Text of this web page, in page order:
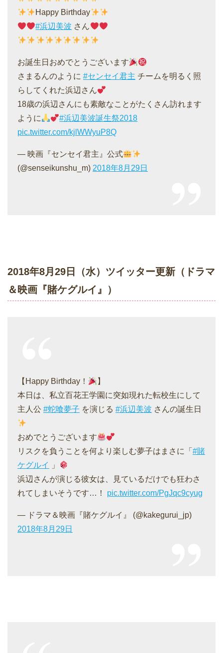
Happy Birthday
#浜辺美波 さん
お誕生日おめでとうございます
さまるんのように #センセイ君主 チームを明るく照
らしてくれた浜辺さん
18歳の浜辺さんにも素敵なことがたくさん訪れます
ように
#浜辺美波誕生祭2018
pic.twitter.com/kjlWWyuP8Q
— 映画『センセイ君主』公式
(@senseikunshu_m) 2018年8月29日
2018年8月29日（水）ツイッター更新（ドラマ
＆映画『賭ケグルイ』）
【Happy Birthday！
】
本日は、私立百花王学園に突如現れた転校生にして
主人公 #蛇喰夢子 を演じる #浜辺美波 さんの誕生日
おめでとうございます
リスクを負うことを何より楽しむ夢子はまさに「 #賭
ケグルイ
」
浜辺さんが演じる彼女は、見ているだけでも狂わさ
れてしまいそうです…！ pic.twitter.com/PgJqc9cyug
— ドラマ＆映画『賭ケグルイ』 (@kakegurui_jp)
2018年8月29日